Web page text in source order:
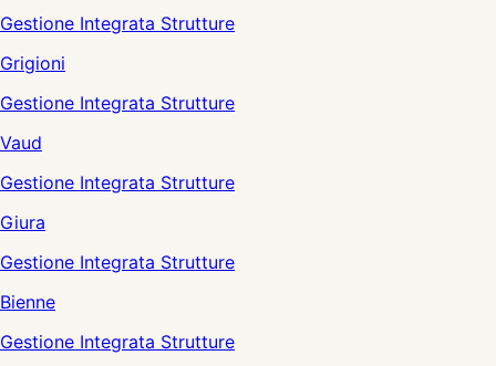
Gestione Integrata Strutture
Grigioni
Gestione Integrata Strutture
Vaud
Gestione Integrata Strutture
Giura
Gestione Integrata Strutture
Bienne
Gestione Integrata Strutture